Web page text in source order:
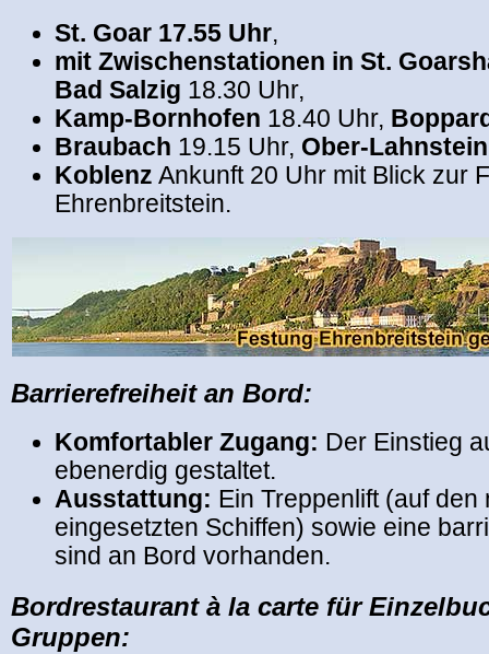
St. Goar 17.55 Uhr,
mit Zwischenstationen in St.
Bad Salzig 18.30 Uhr,
Kamp-Bornhofen 18.40 Uhr,
Braubach 19.15 Uhr, Ober-
Koblenz Ankunft 20 Uhr mit Blick zur
Ehrenbreitstein.
Barrierefreiheit an Bord:
Komfortabler Zugang: Der Einstieg
ebenerdig gestaltet.
Ausstattung: Ein Treppenlift (auf
eingesetzten Schiffen) sowie eine
sind an Bord vorhanden.
Bordrestaurant à la carte für
Gruppen: